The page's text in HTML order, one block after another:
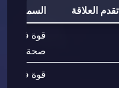
تقدم العلاقة
السمات
قوة فتك
صحة
قوة فتك